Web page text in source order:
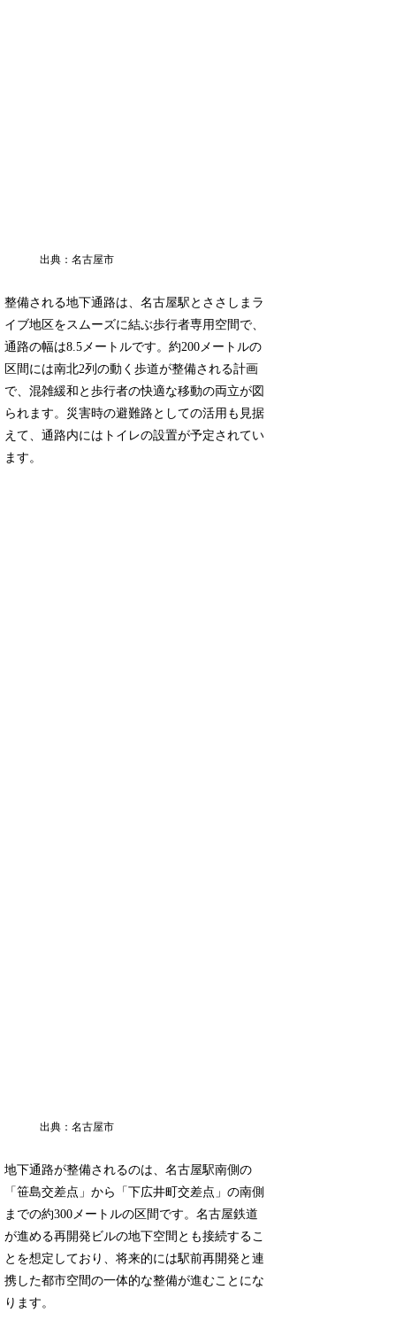
出典：名古屋市
整備される地下通路は、名古屋駅とささしまラ
イブ地区をスムーズに結ぶ歩行者専用空間で、
通路の幅は8.5メートルです。約200メートルの
区間には南北2列の動く歩道が整備される計画
で、混雑緩和と歩行者の快適な移動の両立が図
られます。災害時の避難路としての活用も見据
えて、通路内にはトイレの設置が予定されてい
ます。
出典：名古屋市
地下通路が整備されるのは、名古屋駅南側の
「笹島交差点」から「下広井町交差点」の南側
までの約300メートルの区間です。名古屋鉄道
が進める再開発ビルの地下空間とも接続するこ
とを想定しており、将来的には駅前再開発と連
携した都市空間の一体的な整備が進むことにな
ります。